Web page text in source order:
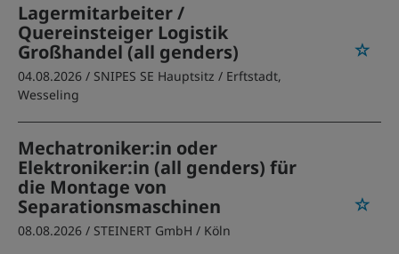
Lagermitarbeiter /
Quereinsteiger Logistik
Großhandel (all genders)
04.08.2026 / SNIPES SE Hauptsitz / Erftstadt,
Wesseling
Mechatroniker:in oder
Elektroniker:in (all genders) für
die Montage von
Separationsmaschinen
08.08.2026 / STEINERT GmbH / Köln